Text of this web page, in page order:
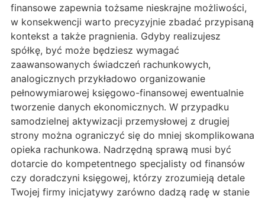
finansowe zapewnia tożsame nieskrajne możliwości,
w konsekwencji warto precyzyjnie zbadać przypisaną
kontekst a także pragnienia. Gdyby realizujesz
spółkę, być może będziesz wymagać
zaawansowanych świadczeń rachunkowych,
analogicznych przykładowo organizowanie
pełnowymiarowej księgowo-finansowej ewentualnie
tworzenie danych ekonomicznych. W przypadku
samodzielnej aktywizacji przemysłowej z drugiej
strony można ograniczyć się do mniej skomplikowana
opieka rachunkowa. Nadrzędną sprawą musi być
dotarcie do kompetentnego specjalisty od finansów
czy doradczyni księgowej, którzy zrozumieją detale
Twojej firmy inicjatywy zarówno dadzą radę w stanie